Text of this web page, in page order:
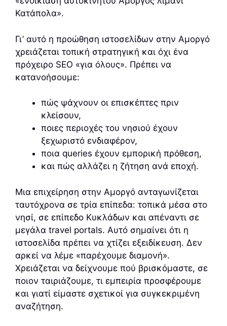
Κατάπολα».
Γι’ αυτό η προώθηση ιστοσελίδων στην Αμοργό
χρειάζεται τοπική στρατηγική και όχι ένα
πρόχειρο SEO «για όλους». Πρέπει να
κατανοήσουμε:
πώς ψάχνουν οι επισκέπτες πριν
κλείσουν,
ποιες περιοχές του νησιού έχουν
ξεχωριστό ενδιαφέρον,
ποια queries έχουν εμπορική πρόθεση,
και πώς αλλάζει η ζήτηση ανά εποχή.
Μια επιχείρηση στην Αμοργό ανταγωνίζεται
ταυτόχρονα σε τρία επίπεδα: τοπικά μέσα στο
νησί, σε επίπεδο Κυκλάδων και απέναντι σε
μεγάλα travel portals. Αυτό σημαίνει ότι η
ιστοσελίδα πρέπει να χτίζει εξειδίκευση. Δεν
αρκεί να λέμε «παρέχουμε διαμονή».
Χρειάζεται να δείχνουμε πού βρισκόμαστε, σε
ποιον ταιριάζουμε, τι εμπειρία προσφέρουμε
και γιατί είμαστε σχετικοί για συγκεκριμένη
αναζήτηση.